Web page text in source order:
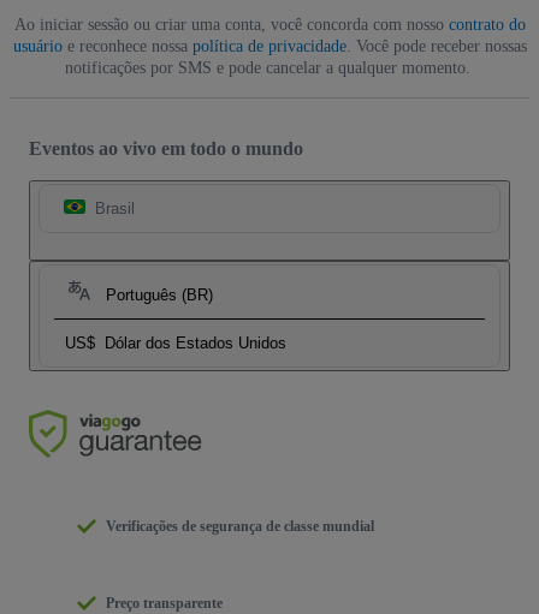
Ao iniciar sessão ou criar uma conta, você concorda com nosso contrato do
usuárioe reconhece nossa política de privacidade. Você pode receber nossas
notificações por SMS e pode cancelar a qualquer momento.
Eventos ao vivo em todo o mundo
Brasil
Português (BR)
US$ Dólar dos Estados Unidos
Verificações de segurança de classe mundial
Preço transparente